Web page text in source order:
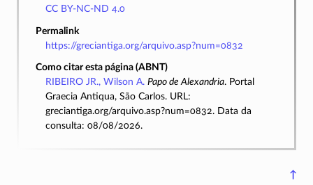
CC BY-NC-ND 4.0
Permalink
https://greciantiga.org/arquivo.asp?num=0832
Como citar esta página (ABNT)
RIBEIRO JR., Wilson A. Papo de Alexandria. Portal
Graecia Antiqua, São Carlos. URL:
greciantiga.org/arquivo.asp?num=0832. Data da
consulta: 08/08/2026.
↑